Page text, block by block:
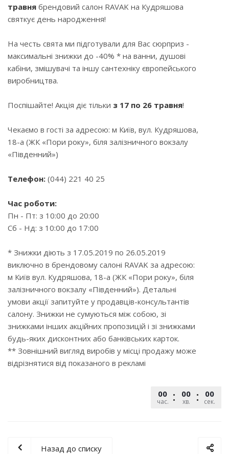
травня брендовий салон RAVAK на Кудряшова
святкує день народження!
На честь свята ми підготували для Вас сюрприз -
максимальні знижки до -40% * на ванни, душові
кабіни, змішувачі та іншу сантехніку європейського
виробництва.
Поспішайте! Акція діє тільки з 17 по 26 травня!
Чекаємо в гості за адресою: м Київ, вул. Кудряшова,
18-а (ЖК «Пори року», біля залізничного вокзалу
«Південний»)
Телефон: (044) 221 40 25
Час роботи:
Пн - Пт: з 10:00 до 20:00
Сб - Нд: з 10:00 до 17:00
* Знижки діють з 17.05.2019 по 26.05.2019
виключно в брендовому салоні RAVAK за адресою:
м Київ вул. Кудряшова, 18-а (ЖК «Пори року», біля
залізничного вокзалу «Південний»). Детальні
умови акції запитуйте у продавців-консультантів
салону. Знижки не сумуються між собою, зі
знижками інших акційних пропозицій і зі знижками
будь-яких дисконтних або банківських карток.
** Зовнішний вигляд виробів у місці продажу може
відрізнятися від показаного в рекламі
00
час.
00
хв.
00
сек.
Назад до списку